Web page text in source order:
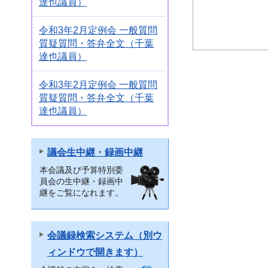
達也議員）
令和3年2月定例会 一般質問
質疑質問・答弁全文（千葉
達也議員）
令和3年2月定例会 一般質問
質疑質問・答弁全文（千葉
達也議員）
議会生中継・録画中継
本会議及び予算特別委
員会の生中継・録画中
継をご覧になれます。
会議録検索システム（別ウ
ィンドウで開きます）